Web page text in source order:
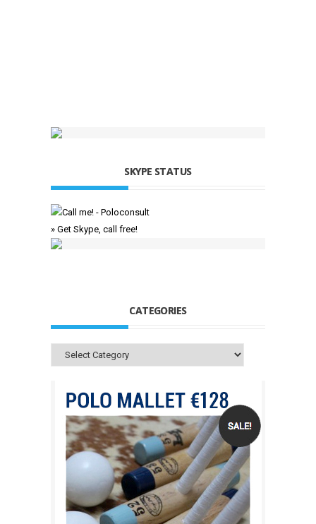
SKYPE STATUS
» Get Skype, call free!
CATEGORIES
Categories